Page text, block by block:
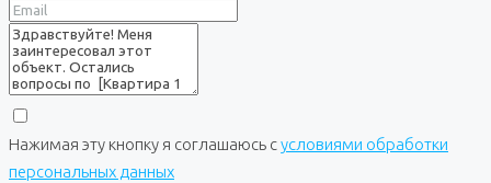
Нажимая эту кнопку я соглашаюсь сусловиями обработки
персональных данных